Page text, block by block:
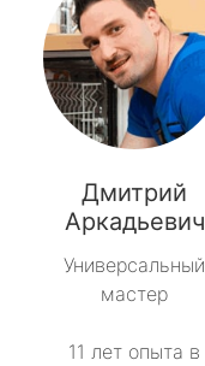
Дмитрий
Аркадьевич
Универсальный
мастер
11 лет опыта в